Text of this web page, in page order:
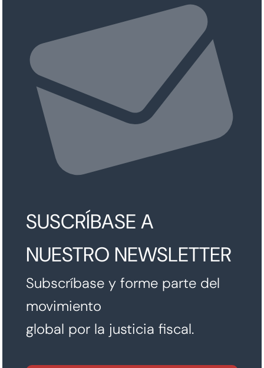
SUSCRÍBASE A
NUESTRO NEWSLETTER
Subscríbase y forme parte del
movimiento
global por la justicia fiscal.